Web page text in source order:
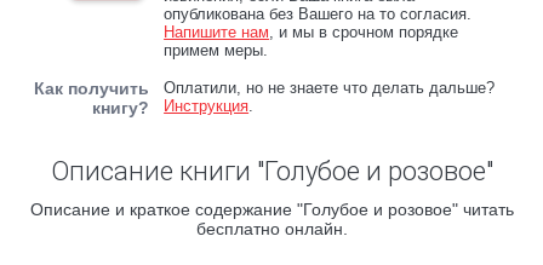
опубликована без Вашего на то согласия.
Напишите нам, и мы в срочном порядке
примем меры.
Как получить
книгу?
Оплатили, но не знаете что делать дальше?
Инструкция.
Описание книги "Голубое и розовое"
Описание и краткое содержание "Голубое и розовое" читать
бесплатно онлайн.